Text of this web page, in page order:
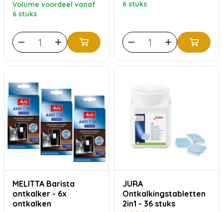
Volume voordeel vanaf
6 stuks
6 stuks
MELITTA Barista
ontkalker - 6x
ontkalken
JURA
Ontkalkingstabletten
2in1 - 36 stuks